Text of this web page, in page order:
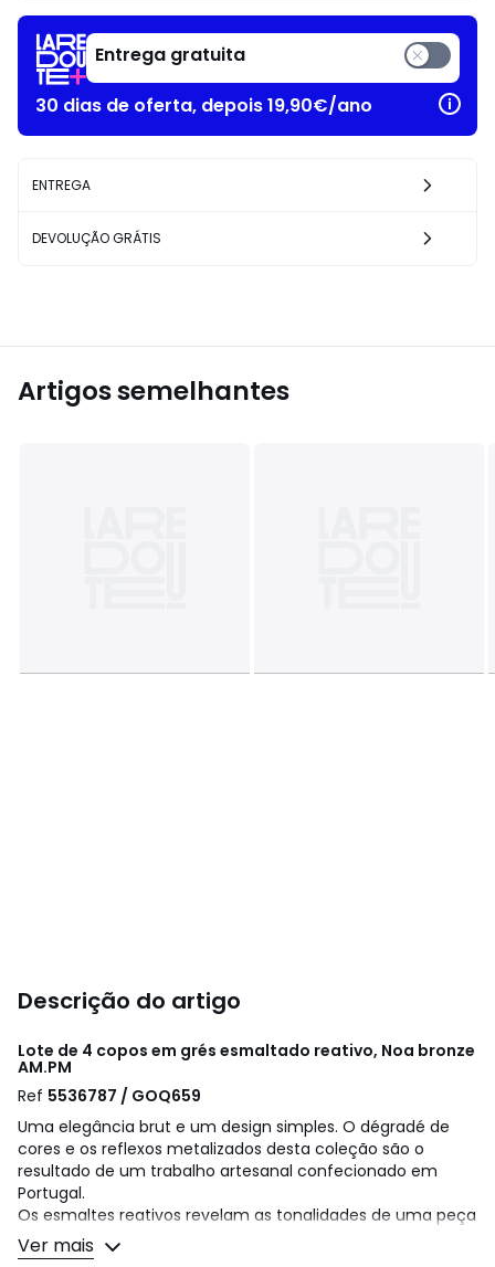
Entrega gratuita
30 dias de oferta, depois 19,90€/ano
ENTREGA
DEVOLUÇÃO GRÁTIS
Artigos semelhantes
Descrição do artigo
Lote de 4 copos em grés esmaltado reativo, Noa bronze
AM.PM
Ref 5536787 / GOQ659
Uma elegância brut e um design simples. O dégradé de
cores e os reflexos metalizados desta coleção são o
resultado de um trabalho artesanal confecionado em
Portugal.
Os esmaltes reativos revelam as tonalidades de uma peça
para outra o que torna cada peça única. Um conjunto
pronto a oferecer, entregue numa caixa presente.
Ver mais